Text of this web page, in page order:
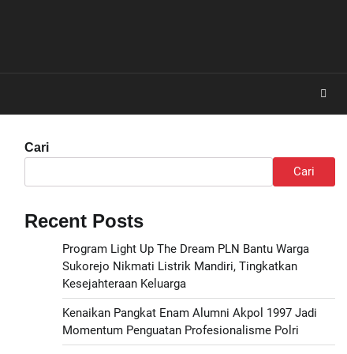
Cari
Cari
Recent Posts
Program Light Up The Dream PLN Bantu Warga
Sukorejo Nikmati Listrik Mandiri, Tingkatkan
Kesejahteraan Keluarga
Kenaikan Pangkat Enam Alumni Akpol 1997 Jadi
Momentum Penguatan Profesionalisme Polri